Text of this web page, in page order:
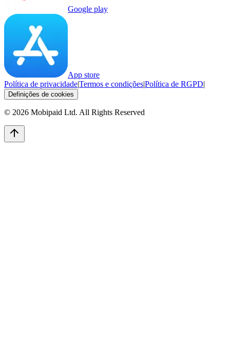
Google play
App store
Política de privacidade|Termos e condições|Política de RGPD|
Definições de cookies
© 2026 Mobipaid Ltd. All Rights Reserved